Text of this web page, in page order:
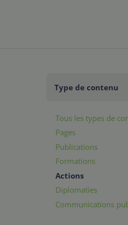
Type de contenu
Tous les types de
Pages
Publications
Formations
Actions
Diplomaties
Communications